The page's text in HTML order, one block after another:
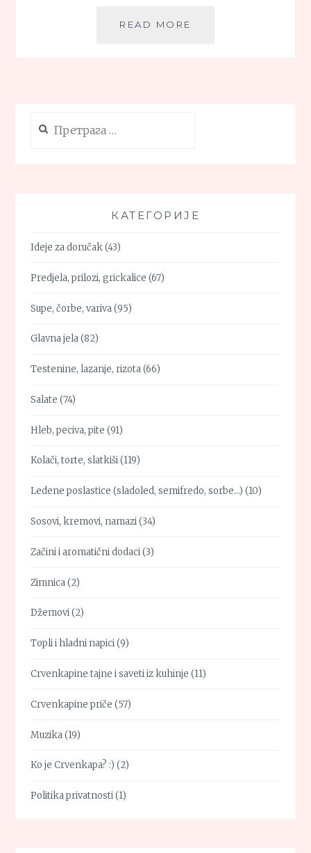
READ MORE
за:
КАТЕГОРИЈЕ
Ideje za doručak(43)
Predjela, prilozi, grickalice (67)
Supe, čorbe, variva(95)
Glavna jela(82)
Testenine, lazanje, rizota(66)
Salate (74)
Hleb, peciva, pite (91)
Kolači, torte, slatkiši(119)
Ledene poslastice (sladoled, semifredo, sorbe…) (10)
Sosovi, kremovi, namazi(34)
Začini i aromatični dodaci(3)
Zimnica(2)
Džemovi(2)
Topli i hladni napici(9)
Crvenkapine tajne i saveti iz kuhinje (11)
Crvenkapine priče (57)
Muzika(19)
Ko je Crvenkapa? :) (2)
Politika privatnosti(1)